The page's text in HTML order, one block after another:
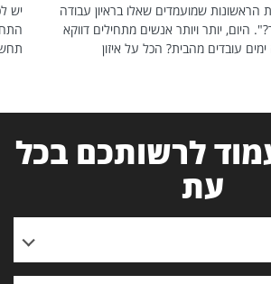
שמועמדים שאלו בראיון עבודה
היום, יותר ויותר אנשים מתחילים דווקא
עובדים מהבית? הכל על איזון
יש
לרשותכם בכל
עת